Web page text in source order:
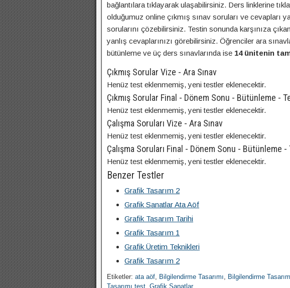
bağlantılara tıklayarak ulaşabilirsiniz. Ders linklerine
olduğumuz online çıkmış sınav soruları ve cevapları
sorularını çözebilirsiniz. Testin sonunda karşınıza
yanlış cevaplarınızı görebilirsiniz. Öğrenciler ara
bütünleme ve üç ders sınavlarında ise 14 ünitenin
Çıkmış Sorular Vize - Ara Sınav
Henüz test eklenmemiş, yeni testler eklenecektir.
Çıkmış Sorular Final - Dönem Sonu - Bütünleme -
Henüz test eklenmemiş, yeni testler eklenecektir.
Çalışma Soruları Vize - Ara Sınav
Henüz test eklenmemiş, yeni testler eklenecektir.
Çalışma Soruları Final - Dönem Sonu - Bütünleme -
Henüz test eklenmemiş, yeni testler eklenecektir.
Benzer Testler
Grafik Tasarım 2
Grafik Sanatlar Ata Aöf
Grafik Tasarım Tarihi
Grafik Tasarım 1
Grafik Üretim Teknikleri
Grafik Tasarım 2
Etiketler: ata aöf, Bilgilendirme Tasarımı, Bilgilendirme
Tasarımı test Grafik Sanatlar